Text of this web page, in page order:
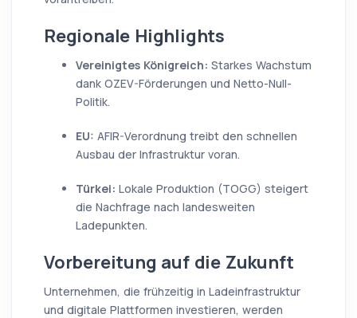
Regionale Highlights
Vereinigtes Königreich: Starkes Wachstum
dank OZEV-Förderungen und Netto-Null-
Politik.
EU: AFIR-Verordnung treibt den schnellen
Ausbau der Infrastruktur voran.
Türkei: Lokale Produktion (TOGG) steigert
die Nachfrage nach landesweiten
Ladepunkten.
Vorbereitung auf die Zukunft
Unternehmen, die frühzeitig in Ladeinfrastruktur
und digitale Plattformen investieren, werden